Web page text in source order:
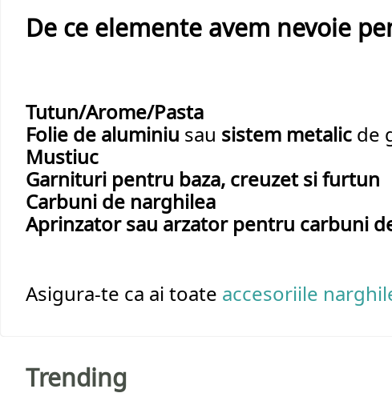
De ce elemente avem nevoie
Tutun/Arome/Pasta
Folie de aluminiu sau sistem metalic de
Mustiuc
Garnituri pentru baza, creuzet si furtun
Carbuni de narghilea
Aprinzator sau arzator pentru carbuni
Asigura-te ca ai toate accesoriile
Trending